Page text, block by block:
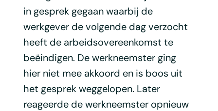
in gesprek gegaan waarbij de
werkgever de volgende dag verzocht
heeft de arbeidsovereenkomst te
beëindigen. De werkneemster ging
hier niet mee akkoord en is boos uit
het gesprek weggelopen. Later
reageerde de werkneemster opnieuw